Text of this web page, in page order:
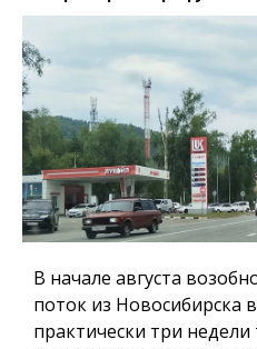
В начале августа
поток из Новосибирска
практически три недели